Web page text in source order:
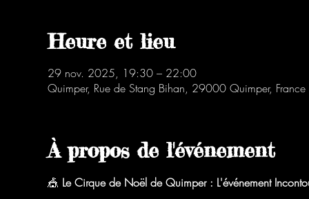
Heure et lieu
29 nov. 2025, 19:30 – 22:00
Quimper, Rue de Stang Bihan, 29000 Quimper, France
À propos de l'événement
🎪 Le Cirque de Noël de Quimper : L'événement